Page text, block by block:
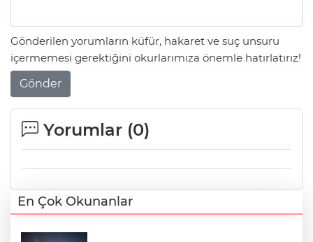
Gönderilen yorumların küfür, hakaret ve suç unsuru
içermemesi gerektiğini okurlarımıza önemle hatırlatırız!
Gönder
Yorumlar (0)
En Çok Okunanlar